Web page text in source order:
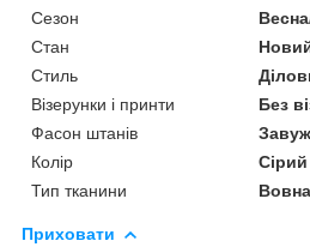
Сезон
Стан
Стиль
Візерунки і принти
Без
Фасон штанів
Колір
Сірий
Тип тканини
Вовна
Приховати